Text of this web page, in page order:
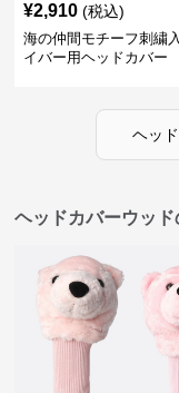
¥2,910 (税込)
海の仲間モチーフ刺繍
イバー用ヘッドカバー
ヘッ
ヘッドカバーウッ